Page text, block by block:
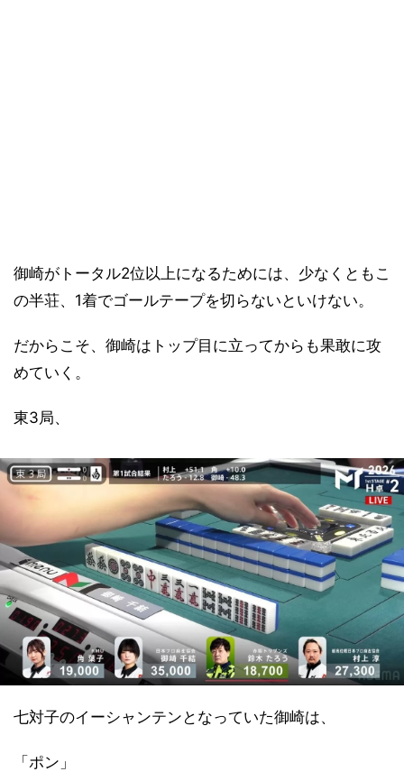
御崎がトータル2位以上になるためには、少なくともこ
の半荘、1着でゴールテープを切らないといけない。
だからこそ、御崎はトップ目に立ってからも果敢に攻
めていく。
東3局、
七対子のイーシャンテンとなっていた御崎は、
「ポン」